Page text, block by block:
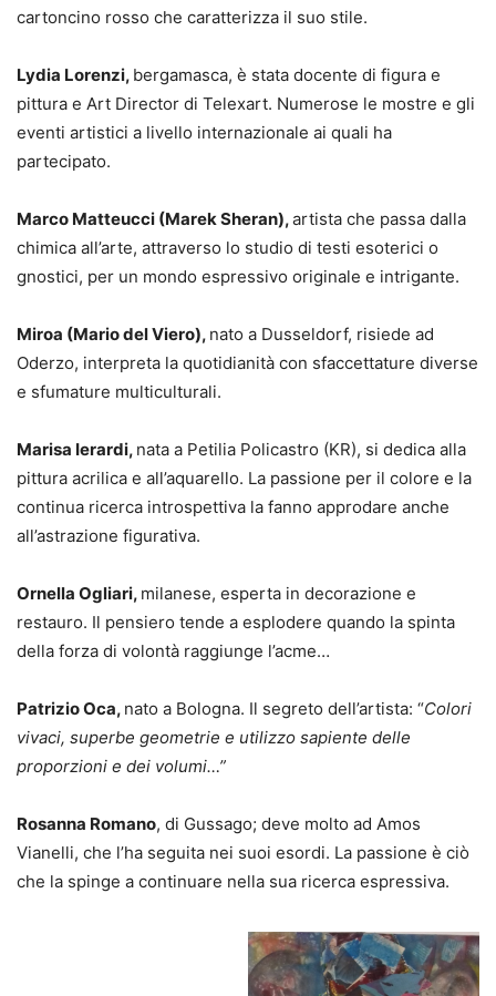
cartoncino rosso che caratterizza il suo stile.
Lydia Lorenzi, bergamasca, è stata docente di figura e
pittura e Art Director di Telexart. Numerose le mostre e gli
eventi artistici a livello internazionale ai quali ha
partecipato.
Marco Matteucci (Marek Sheran),artista che passa dalla
chimica all’arte, attraverso lo studio di testi esoterici o
gnostici, per un mondo espressivo originale e intrigante.
Miroa (Mario del Viero), nato a Dusseldorf, risiede ad
Oderzo, interpreta la quotidianità con sfaccettature diverse
e sfumature multiculturali.
Marisa Ierardi, nata a Petilia Policastro (KR), si dedica alla
pittura acrilica e all’aquarello. La passione per il colore e la
continua ricerca introspettiva la fanno approdare anche
all’astrazione figurativa.
Ornella Ogliari, milanese, esperta in decorazione e
restauro. Il pensiero tende a esplodere quando la spinta
della forza di volontà raggiunge l’acme…
Patrizio Oca, nato a Bologna. Il segreto dell’artista: “Colori
vivaci, superbe geometrie e utilizzo sapiente delle
proporzioni e dei volumi…”
Rosanna Romano, di Gussago; deve molto ad Amos
Vianelli, che l’ha seguita nei suoi esordi. La passione è ciò
che la spinge a continuare nella sua ricerca espressiva.